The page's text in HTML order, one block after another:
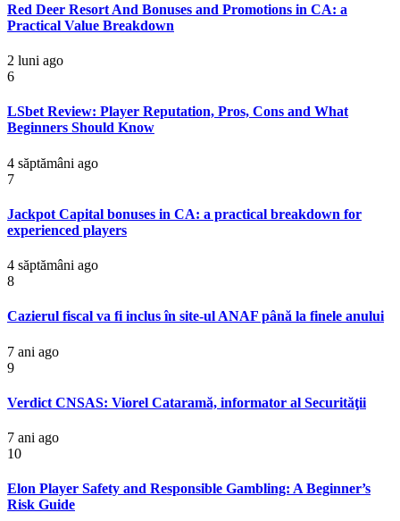
Red Deer Resort And Bonuses and Promotions in CA: a
Practical Value Breakdown
2 luni ago
6
LSbet Review: Player Reputation, Pros, Cons and What
Beginners Should Know
4 săptămâni ago
7
Jackpot Capital bonuses in CA: a practical breakdown for
experienced players
4 săptămâni ago
8
Cazierul fiscal va fi inclus în site-ul ANAF până la finele anului
7 ani ago
9
Verdict CNSAS: Viorel Cataramă, informator al Securităţii
7 ani ago
10
Elon Player Safety and Responsible Gambling: A Beginner’s
Risk Guide